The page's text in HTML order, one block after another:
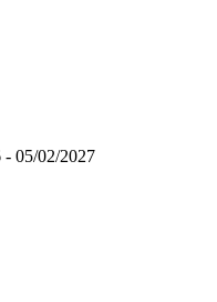
05/02/2027